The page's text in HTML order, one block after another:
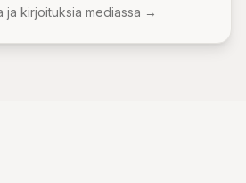
ja kirjoituksia mediassa →